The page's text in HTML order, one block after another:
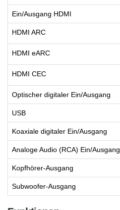
Ein/Ausgang HDMI
HDMI ARC
HDMI eARC
HDMI CEC
Optischer digitaler Ein/Ausgang
USB
Koaxiale digitaler Ein/Ausgang
Analoge Audio (RCA) Ein/Ausgang
Kopfhörer-Ausgang
Subwoofer-Ausgang